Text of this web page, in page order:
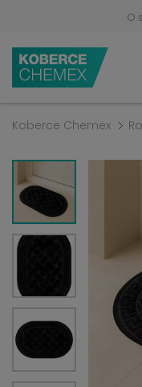
O
Koberce Chemex